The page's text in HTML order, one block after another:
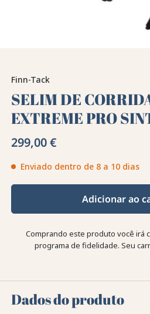
Finn-Tack
SELIM DE
EXTREME PRO
299,00 €
Enviado dentro de 8 a 10 dias
Adicionar ao
Comprando este produto você irá
programa de fidelidade. Seu
Dados do produto